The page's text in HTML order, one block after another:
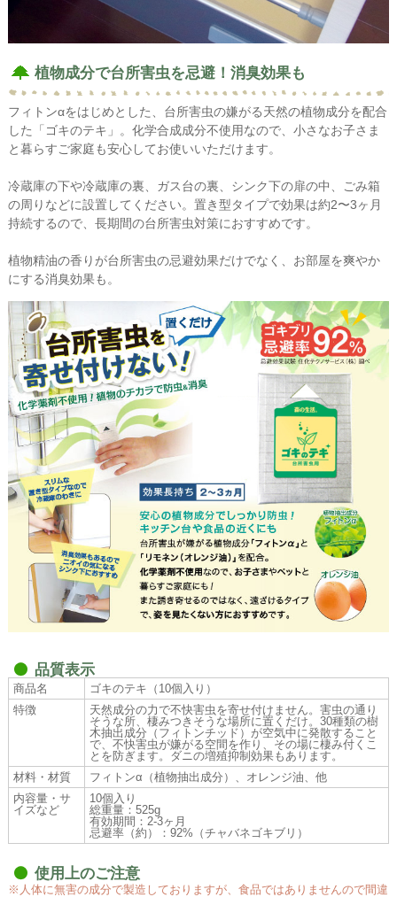
植物成分で台所害虫を忌避！消臭効果も
フィトンαをはじめとした、台所害虫の嫌がる天然の植物成分を配合
した「ゴキのテキ」。化学合成成分不使用なので、小さなお子さま
と暮らすご家庭も安心してお使いいただけます。
冷蔵庫の下や冷蔵庫の裏、ガス台の裏、シンク下の扉の中、ごみ箱
の周りなどに設置してください。置き型タイプで効果は約2〜3ヶ月
持続するので、長期間の台所害虫対策におすすめです。
植物精油の香りが台所害虫の忌避効果だけでなく、お部屋を爽やか
にする消臭効果も。
品質表示
商品名
ゴキのテキ（10個入り）
特徴
天然成分の力で不快害虫を寄せ付けません。害虫の通り
そうな所、棲みつきそうな場所に置くだけ。30種類の樹
木抽出成分（フィトンチッド）が空気中に発散すること
で、不快害虫が嫌がる空間を作り、その場に棲み付くこ
とを防ぎます。ダニの増殖抑制効果もあります。
材料・材質
フィトンα（植物抽出成分）、オレンジ油、他
内容量・サ
イズなど
10個入り
総重量：525g
有効期間：2-3ヶ月
忌避率（約）：92%（チャバネゴキブリ）
使用上のご注意
※人体に無害の成分で製造しておりますが、食品ではありませんので間違